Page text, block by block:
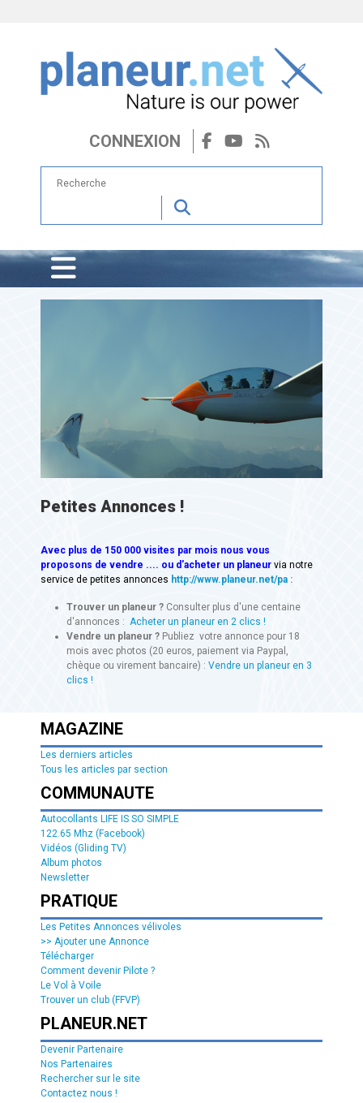
CONNEXION
Petites Annonces !
Avec plus de 150 000 visites par mois nous vous
proposons de vendre .... ou d'acheter un planeur via notre
service de petites annonces http://www.planeur.net/pa :
Trouver un planeur ? Consulter plus d'une centaine
d'annonces : Acheter un planeur en 2 clics !
Vendre un planeur ? Publiez votre annonce pour 18
mois avec photos (20 euros, paiement via Paypal,
chèque ou virement bancaire) : Vendre un planeur en 3
clics !
MAGAZINE
Les derniers articles
Tous les articles par section
COMMUNAUTE
Autocollants LIFE IS SO SIMPLE
122.65 Mhz (Facebook)
Vidéos (Gliding TV)
Album photos
Newsletter
PRATIQUE
Les Petites Annonces vélivoles
>> Ajouter une Annonce
Télécharger
Comment devenir Pilote ?
Le Vol à Voile
Trouver un club (FFVP)
PLANEUR.NET
Devenir Partenaire
Nos Partenaires
Rechercher sur le site
Contactez nous !